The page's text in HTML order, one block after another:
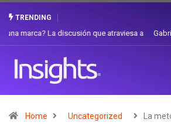
TRENDING
Gabriela Herrera y el arte de cambiarse el
Home Uncategorized La